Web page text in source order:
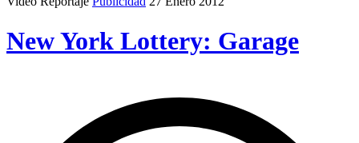
New York Lottery: Garage